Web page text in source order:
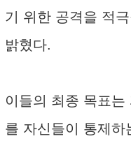
기 위한 공격을 적
밝혔다.
이들의 최종 목표는
를 자신들이 통제하